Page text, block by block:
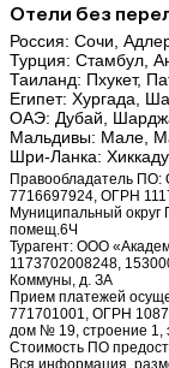
Отели без
Россия: Сочи,
Турция: Стамбул,
Таиланд: Пхукет,
Египет: Хургада,
ОАЭ: Дубай,
Мальдивы: Мале,
Шри-Ланка:
Правообладатель
7716697924, ОГРН
Муниципальный округ
помещ.6Ч
Турагент: ООО
1173702008248,
Коммуны, д. ЗА
Прием платежей
771701001, ОГРН
дом № 19, строение 1,
Стоимость ПО
Вся информация,